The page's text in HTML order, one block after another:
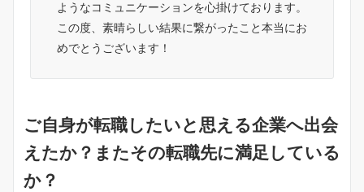
ようなコミュニケーションを心掛けております。
この度、素晴らしい結果に繋がったこと本当にお
めでとうございます！
ご自身が転職したいと思える企業へ出会
えたか？またその転職先に満足している
か？